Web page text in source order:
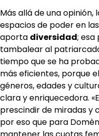
Más allá de una
espacios de poder en
aporta diversidad;
tambalear al
tiempo que se ha
más eficientes, porque
géneros, edades y
clara y enriquecedora.
prescindir de miradas y
por eso que para